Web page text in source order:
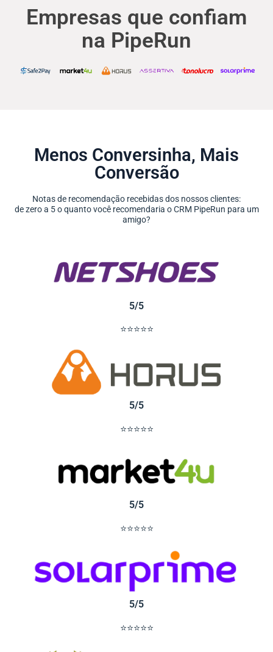
Empresas que confiam
na PipeRun
Menos Conversinha, Mais
Conversão
Notas de recomendação recebidas dos nossos clientes:
de zero a 5 o quanto você recomendaria o CRM PipeRun para um
amigo?
5/5
⭐⭐⭐⭐⭐
5/5
⭐⭐⭐⭐⭐
5/5
⭐⭐⭐⭐⭐
5/5
⭐⭐⭐⭐⭐